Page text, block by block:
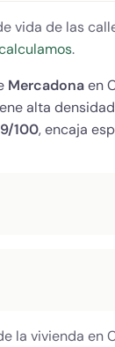
vida de las
.
Mercadonaen
alta
100, encaja
la vivienda en